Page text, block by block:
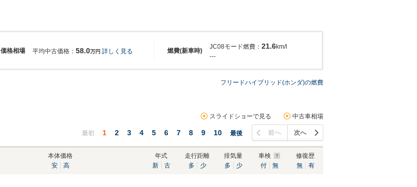
価格相場 燃費(新車時)
平均中古価格： 58.0万円 詳しく見る
JC08モード燃費： 21.6km/l
---
フリードハイブリッド(ホンダ)の燃費
スライドショーで見る 中古車相場
最初 1 2 3 4 5 6 7 8 9 10 最後 前へ 次へ
本体価格
安
高
年式
新
古
走行距離
多
少
排気量
多
少
車検
付
無
修復歴
無
有